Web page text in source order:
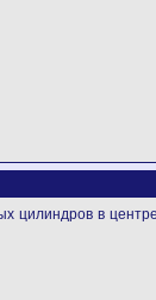
цилиндров в